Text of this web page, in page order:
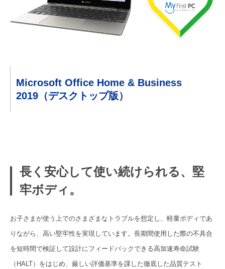
Microsoft Office Home & Business
2019（デスクトップ版）
長く安心して使い続けられる、堅
牢ボディ。
お子さまが使う上でのさまざまなトラブルを想定し、軽量ボディであ
りながら、高い堅牢性を実現しています。長期間使用した際の不具合
を短時間で検証して設計にフィードバックできる高加速寿命試験
（HALT）をはじめ、厳しい評価基準を課した徹底した品質テスト